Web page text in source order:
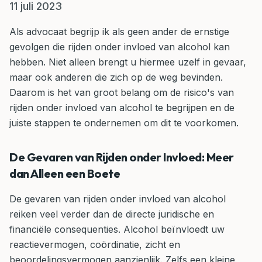
11 juli 2023
Als advocaat begrijp ik als geen ander de ernstige
gevolgen die rijden onder invloed van alcohol kan
hebben. Niet alleen brengt u hiermee uzelf in gevaar,
maar ook anderen die zich op de weg bevinden.
Daarom is het van groot belang om de risico's van
rijden onder invloed van alcohol te begrijpen en de
juiste stappen te ondernemen om dit te voorkomen.
De Gevaren van Rijden onder Invloed: Meer
dan Alleen een Boete
De gevaren van rijden onder invloed van alcohol
reiken veel verder dan de directe juridische en
financiële consequenties. Alcohol beïnvloedt uw
reactievermogen, coördinatie, zicht en